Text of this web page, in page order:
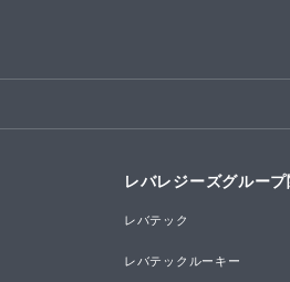
レバレジーズグルー
レバテック
レバテックルーキー